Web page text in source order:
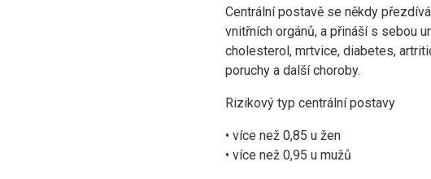
Centrální postavě se někdy
vnitřních orgánů, a přináší s sebou
cholesterol, mrtvice, diabetes,
poruchy a další choroby.
Rizikový typ centrální postavy
• více než 0,85 u žen
• více než 0,95 u mužů